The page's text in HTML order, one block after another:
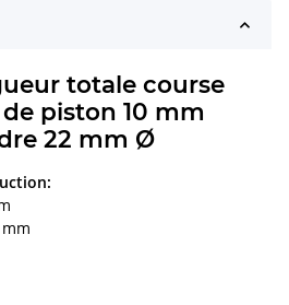
totale course
piston 10 mm
22 mm Ø